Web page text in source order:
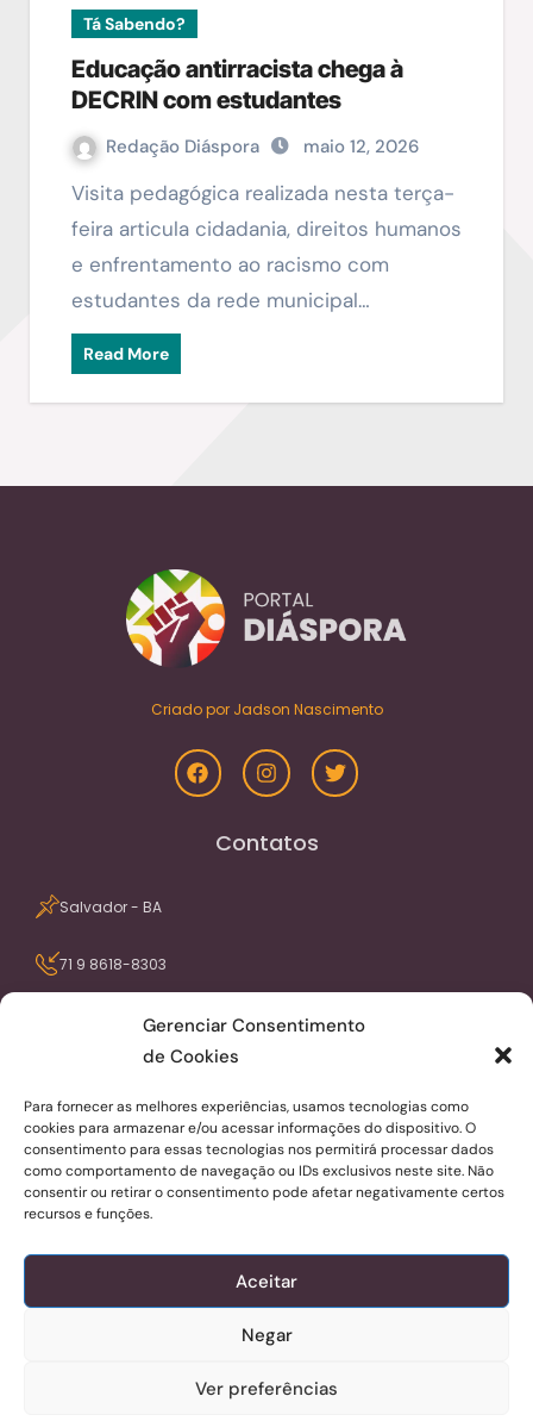
Gerenciar Consentimento
de Cookies
Para fornecer as melhores experiências, usamos tecnologias como
cookies para armazenar e/ou acessar informações do dispositivo. O
consentimento para essas tecnologias nos permitirá processar dados
como comportamento de navegação ou IDs exclusivos neste site. Não
consentir ou retirar o consentimento pode afetar negativamente certos
recursos e funções.
Aceitar
Negar
Ver preferências
Tá Sabendo?
Educação antirracista chega à
DECRIN com estudantes
Redação Diáspora maio 12, 2026
Visita pedagógica realizada nesta terça-
feira articula cidadania, direitos humanos
e enfrentamento ao racismo com
estudantes da rede municipal…
Read More
Criado por Jadson Nascimento
Contatos
Salvador - BA
71 9 8618-8303
contato@portaldiaspora.com.br
Seja avisado dos nossos conteúdos pelo
email
ENVIAR
Aceito receber notícias do blog
© 2022 DIASPORA Todos os direitos reservados.